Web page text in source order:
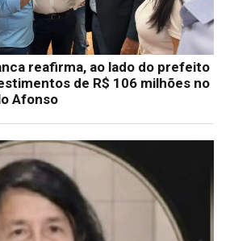
reafirma, ao lado do prefeito
de R$ 106 milhões no
Afonso